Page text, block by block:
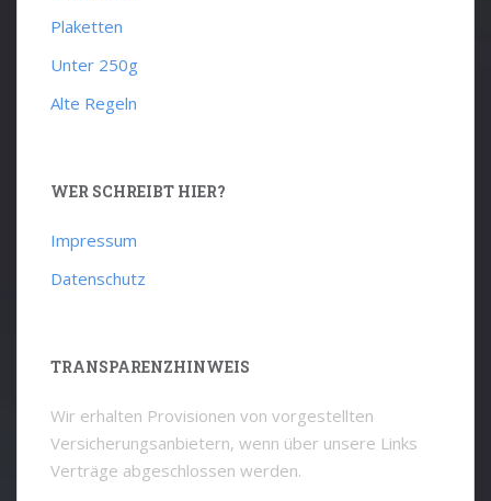
Plaketten
Unter 250g
Alte Regeln
WER SCHREIBT HIER?
Impressum
Datenschutz
TRANSPARENZHINWEIS
Wir erhalten Provisionen von vorgestellten
Versicherungsanbietern, wenn über unsere Links
Verträge abgeschlossen werden.